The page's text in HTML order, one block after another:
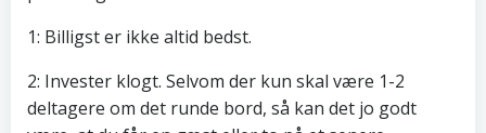
1: Billigst er ikke altid bedst.
2: Invester klogt. Selvom der kun skal være 1-2
deltagere om det runde bord, så kan det jo godt